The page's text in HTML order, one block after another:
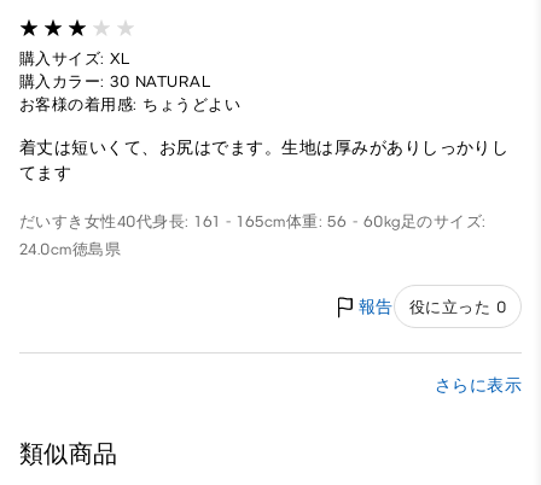
購入サイズ: XL
購入カラー: 30 NATURAL
お客様の着用感: ちょうどよい
着丈は短いくて、お尻はでます。生地は厚みがありしっかりし
てます
だいすき 女性40代身長: 161 - 165cm体重: 56 - 60kg足のサイズ:
24.0cm徳島県
報告 役に立った 0
さらに表示
類似商品